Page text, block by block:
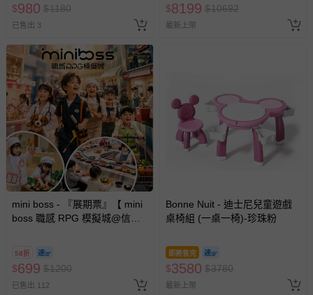
$980 $1180
已售出 3
$8199 $10692
最新上架
mini boss - 『展期票』【 mini
boss 職感 RPG 模擬城@信義
換，依現場梯次安排入場，逾
期作廢) (兒童票(2歲以上)贈一
名陪伴成人)
58折
$699 $1200
已售出 112
Bonne Nuit - 迪士尼兒童遊戲
桌椅組 (一桌一椅)-珍珠粉
即將售完
$3580 $3780
最新上架